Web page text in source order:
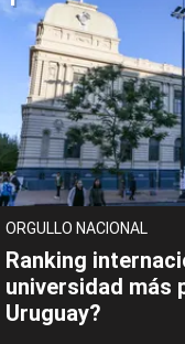
ORGULLO NACIONAL
Ranking
universidad más
Uruguay?